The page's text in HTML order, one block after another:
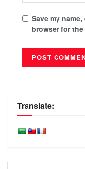
Save my
browser for the
Translate: